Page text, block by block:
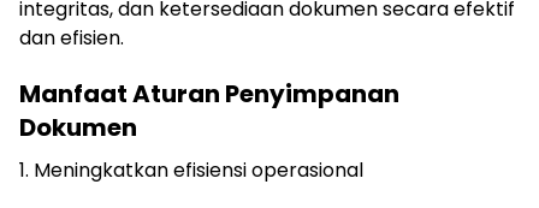
integritas, dan ketersediaan dokumen secara efektif
dan efisien.
Manfaat Aturan Penyimpanan
Dokumen
1. Meningkatkan efisiensi operasional